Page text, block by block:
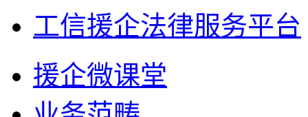
工信援企法律服务平台
援企微课堂